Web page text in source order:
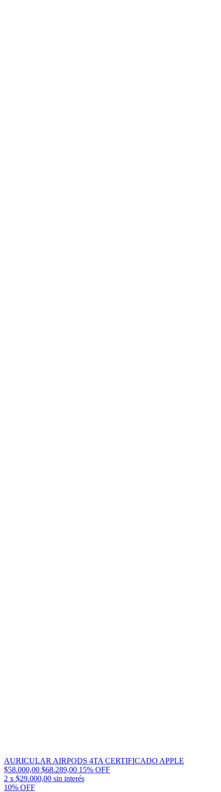
AURICULAR AIRPODS 4TA CERTIFICADO APPLE
$58.000,00 $68.289,00 15% OFF
2 x $29.000,00 sin interés
10% OFF